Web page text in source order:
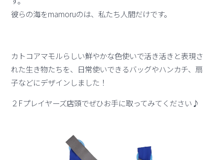
彼らの海をmamoruのは、私たち人間だけです。
カトコアマモルらしい鮮やかな色使いで活き活きと表現さ
れた生き物たちを、日常使いできるバッグやハンカチ、扇
子などにデザインしました！
２Fプレイヤーズ店頭でぜひお手に取ってみてください♪